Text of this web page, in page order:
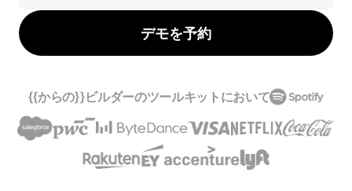
デモを予約
{{からの}}ビルダーのツールキットにおいて